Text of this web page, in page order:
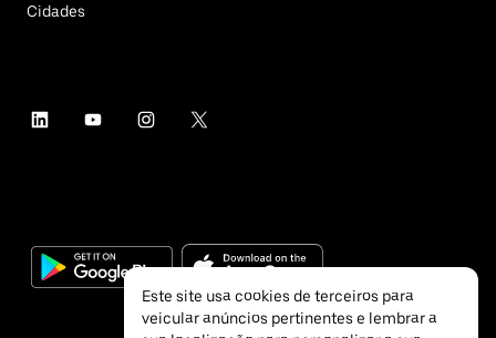
Cidades
Este site usa cookies de terceiros para
veicular anúncios pertinentes e lembrar a